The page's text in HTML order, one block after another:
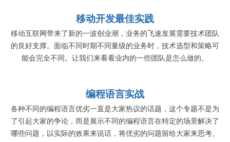
移动开发最佳实践
移动互联网带来了新的一波创业潮，业务的飞速发展需要技术团队
的良好支撑。面临不同时期不同量级的业务时，技术选型和策略可
能会完全不同。让我们来看看业内的一些团队是怎么做的。
编程语言实战
各种不同的编程语言优劣一直是大家热议的话题，这个专题不是为
了引起大家的争论，而是展示不同的编程语言在特定的场景解决了
哪些问题，以实际的效果来说话，将优劣的问题留给大家来思考。